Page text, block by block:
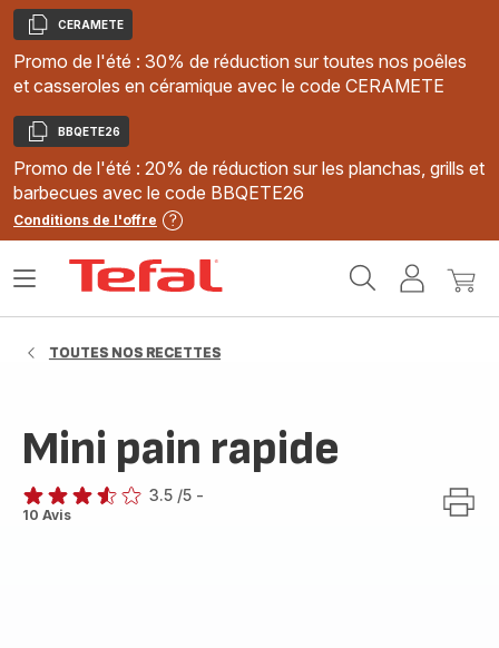
Copier
CERAMETE
Promo de l'été : 30% de réduction sur toutes nos poêles
et casseroles en céramique avec le code CERAMETE
Copier
BBQETE26
Promo de l'été : 20% de réduction sur les planchas, grills et
barbecues avec le code BBQETE26
Conditions de l'offre
MonMon
Ouvrir
TOUTES NOS RECETTES
Mini pain rapide
ratings.3.5
3.5 /5 -
10 Avis